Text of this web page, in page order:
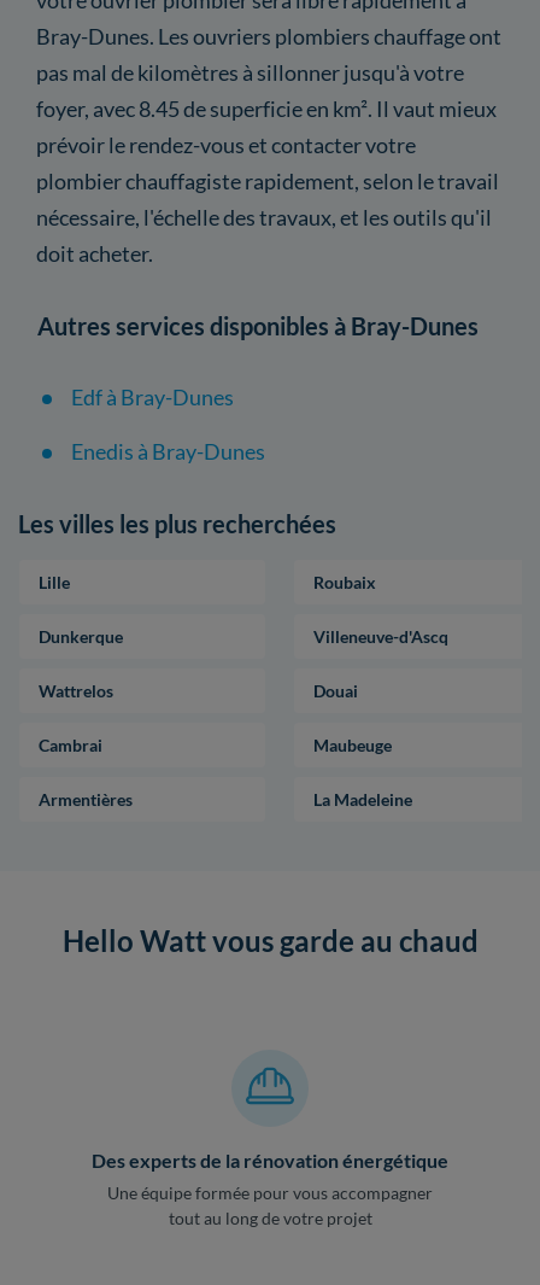
Bray-Dunes. Les ouvriers plombiers chauffage ont
pas mal de kilomètres à sillonner jusqu'à votre
foyer, avec 8.45 de superficie en km². Il vaut mieux
prévoir le rendez-vous et contacter votre
plombier chauffagiste rapidement, selon le travail
nécessaire, l'échelle des travaux, et les outils qu'il
doit acheter.
Autres services disponibles à Bray-Dunes
Edf à Bray-Dunes
Enedis à Bray-Dunes
Les villes les plus recherchées
Lille Roubaix
Dunkerque Villeneuve-d'Ascq
Wattrelos Douai
Cambrai Maubeuge
Armentières La Madeleine
Hello Watt vous garde au chaud
Des experts de la rénovation énergétique
Une équipe formée pour vous accompagner
tout au long de votre projet